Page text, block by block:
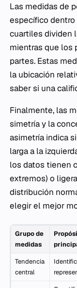
Las medidas de
específico dentro
cuartiles dividen
mientras que los
partes. Estas
la ubicación
saber si una
Finalmente, las
simetría y la
asimetría indica
larga a la
los datos tienen
extremos) o
distribución
elegir el mejor
Grupo de
medidas
Tendencia
central